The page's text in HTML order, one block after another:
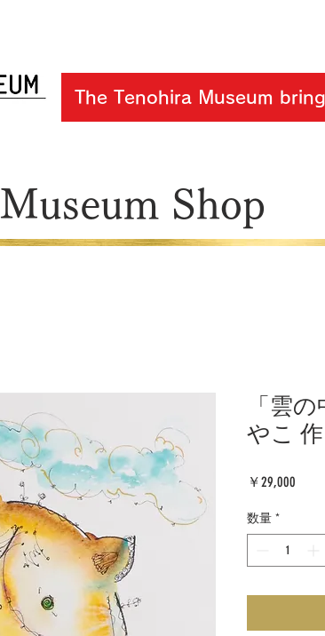
The Tenohira Museum
Museum Shop
「雲
やこ 作
￥29,000
数量 *